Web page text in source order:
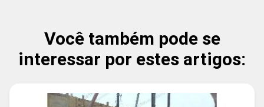
Você também pode se
interessar por estes artigos: